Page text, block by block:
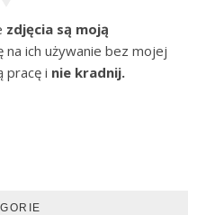
zdjęcia są moją
na ich używanie bez mojej
pracę i nie kradnij.